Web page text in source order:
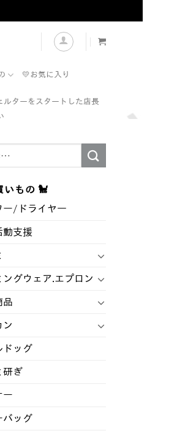
💛お気に入り
ルターをスタートした店長
いもの 🐩
ー/ドライヤ―
動支援
ングウェア.エプロン
品
ン
ドッグ
研ぎ
ー
バッグ